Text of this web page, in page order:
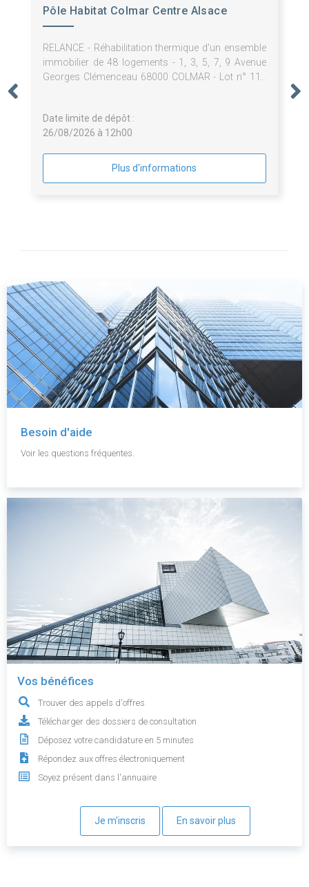
Pôle Habitat Colmar Centre Alsace
RELANCE - Réhabilitation thermique d'un ensemble
immobilier de 48 logements - 1, 3, 5, 7, 9 Avenue
Georges Clémenceau 68000 COLMAR - Lot n° 11 :
Date limite de dépôt :
26/08/2026 à 12h00
Plus d'informations
Besoin d'aide
Voir les questions fréquentes.
Vos bénéfices
Trouver des appels d'offres
Télécharger des dossiers de consultation
Déposez votre candidature en 5 minutes
Répondez aux offres électroniquement
Soyez présent dans l'annuaire
Je m'inscris En savoir plus